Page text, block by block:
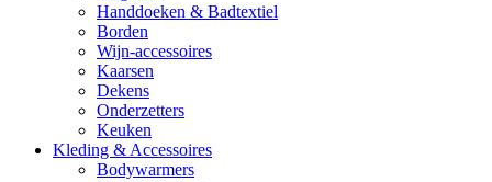
Handdoeken & Badtextiel
Borden
Wijn-accessoires
Kaarsen
Dekens
Onderzetters
Keuken
Kleding & Accessoires
Bodywarmers